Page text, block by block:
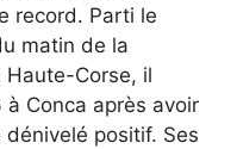
record. Parti le
matin de la
Haute-Corse, il
à Conca après avoir
positif. Ses